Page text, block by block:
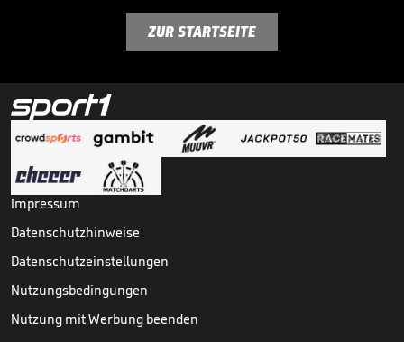
ZUR STARTSEITE
Impressum
Datenschutzhinweise
Datenschutzeinstellungen
Nutzungsbedingungen
Nutzung mit Werbung beenden